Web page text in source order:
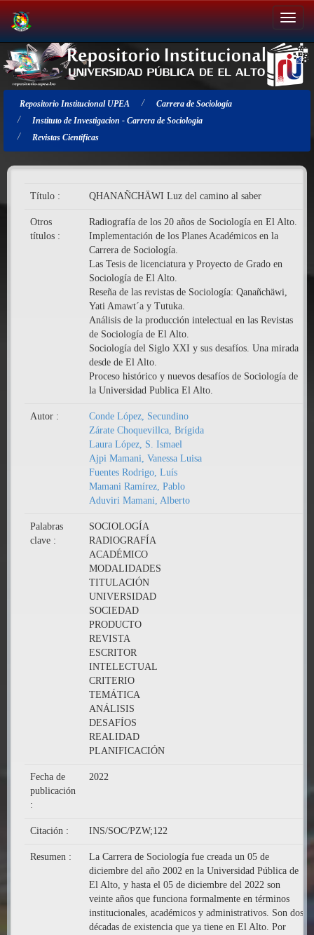
Salir
de
la
navegación
Repositorio Institucional UPEA
Carrera de Sociología
Instituto de Investigacion - Carrera de Sociologia
Revistas Cientificas
Título : QHANAÑCHÄWI Luz del camino al saber
Otros
títulos :
Radiografía de los 20 años de Sociología en El Alto.
Implementación de los Planes Académicos en la
Carrera de Sociología.
Las Tesis de licenciatura y Proyecto de Grado en
Sociología de El Alto.
Reseña de las revistas de Sociología: Qanañchäwi,
Yati Amawt´a y Tutuka.
Análisis de la producción intelectual en las Revistas
de Sociología de El Alto.
Sociología del Siglo XXI y sus desafíos. Una mirada
desde de El Alto.
Proceso histórico y nuevos desafíos de Sociología de
la Universidad Publica El Alto.
Autor :
Conde López, Secundino
Zárate Choquevillca, Brígida
Laura López, S. Ismael
Ajpi Mamani, Vanessa Luisa
Fuentes Rodrigo, Luís
Mamani Ramírez, Pablo
Aduviri Mamani, Alberto
Palabras
clave :
SOCIOLOGÍA
RADIOGRAFÍA
ACADÉMICO
MODALIDADES
TITULACIÓN
UNIVERSIDAD
SOCIEDAD
PRODUCTO
REVISTA
ESCRITOR
INTELECTUAL
CRITERIO
TEMÁTICA
ANÁLISIS
DESAFÍOS
REALIDAD
PLANIFICACIÓN
Fecha de
publicación
:
2022
Citación : INS/SOC/PZW;122
Resumen :
La Carrera de Sociología fue creada un 05 de
diciembre del año 2002 en la Universidad Pública de
El Alto, y hasta el 05 de diciembre del 2022 son
veinte años que funciona formalmente en términos
institucionales, académicos y administrativos. Son dos
décadas de existencia que ya tiene en El Alto. Por